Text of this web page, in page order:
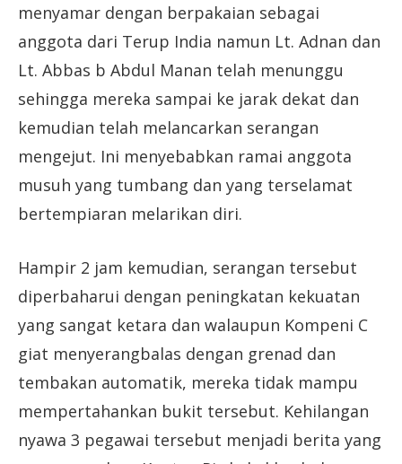
menyamar dengan berpakaian sebagai
anggota dari Terup India namun Lt. Adnan dan
Lt. Abbas b Abdul Manan telah menunggu
sehingga mereka sampai ke jarak dekat dan
kemudian telah melancarkan serangan
mengejut. Ini menyebabkan ramai anggota
musuh yang tumbang dan yang terselamat
bertempiaran melarikan diri.
Hampir 2 jam kemudian, serangan tersebut
diperbaharui dengan peningkatan kekuatan
yang sangat ketara dan walaupun Kompeni C
giat menyerangbalas dengan grenad dan
tembakan automatik, mereka tidak mampu
mempertahankan bukit tersebut. Kehilangan
nyawa 3 pegawai tersebut menjadi berita yang